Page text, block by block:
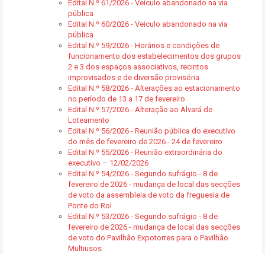
Edital N.º 61/2026 - Veiculo abandonado na via
pública
Edital N.º 60/2026 - Veiculo abandonado na via
pública
Edital N.º 59/2026 - Horários e condições de
funcionamento dos estabelecimentos dos grupos
2 e 3 dos espaços associativos, recintos
improvisados e de diversão provisória
Edital N.º 58/2026 - Alterações ao estacionamento
no período de 13 a 17 de fevereiro
Edital N.º 57/2026 - Alteração ao Alvará de
Loteamento
Edital N.º 56/2026 - Reunião pública do executivo
do mês de fevereiro de 2026 - 24 de fevereiro
Edital N.º 55/2026 - Reunião extraordinária do
executivo – 12/02/2026
Edital N.º 54/2026 - Segundo sufrágio - 8 de
fevereiro de 2026 - mudança de local das secções
de voto da assembleia de voto da freguesia de
Ponte do Rol
Edital N.º 53/2026 - Segundo sufrágio - 8 de
fevereiro de 2026 - mudança de local das secções
de voto do Pavilhão Expotorres para o Pavilhão
Multiusos